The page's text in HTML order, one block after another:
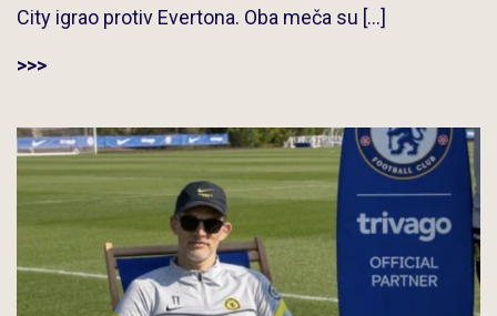
City igrao protiv Evertona. Oba meča su […]
>>>